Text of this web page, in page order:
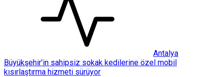
Antalya
Büyükşehir’in sahipsiz sokak kedilerine özel mobil
kısırlaştırma hizmeti sürüyor